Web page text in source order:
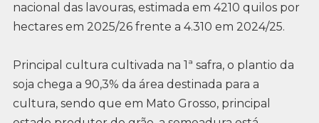
nacional das lavouras, estimada em 4210 quilos por
hectares em 2025/26 frente a 4.310 em 2024/25.
Principal cultura cultivada na 1ª safra, o plantio da
soja chega a 90,3% da área destinada para a
cultura, sendo que em Mato Grosso, principal